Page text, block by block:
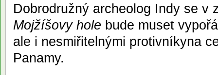
Dobrodružný archeolog Indy se v
Mojžíšovy hole bude muset
ale i nesmiřitelnými protivníkyna
Panamy.